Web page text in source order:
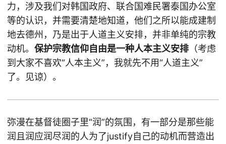
力，涉及我们对韩国政府、联合国难民署泰国办公室
等的认识，并需要清楚地知道，他们之所以能成建制
地去德州，乃是出于人道主义安排，并非单纯的宗教
动机。 保护宗教信仰自由是一种人本主义安排 （考虑
到大家不喜欢“人本主义”，我就先不用“人道主义”
了。见谅）。
弥漫在基督徒圈子里“润”的氛围，有一部分是那些能
润且润应润尽润的人为了justify自己的动机而营造出